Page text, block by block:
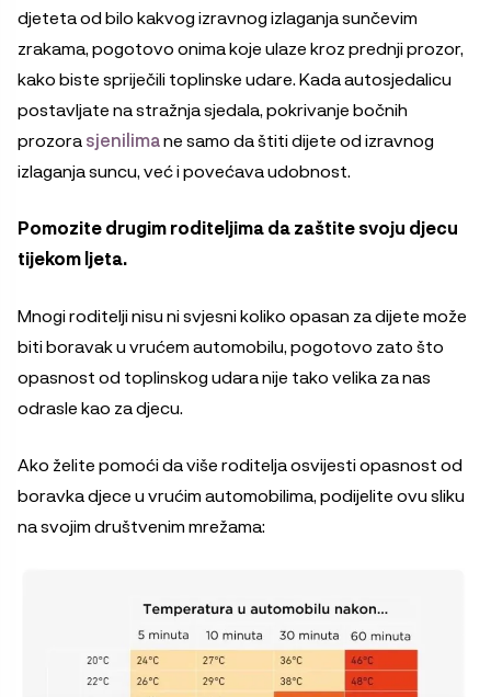
djeteta od bilo kakvog izravnog izlaganja sunčevim
zrakama, pogotovo onima koje ulaze kroz prednji prozor,
kako biste spriječili toplinske udare. Kada autosjedalicu
postavljate na stražnja sjedala, pokrivanje bočnih
prozorasjenilimane samo da štiti dijete od izravnog
izlaganja suncu, već i povećava udobnost.
Pomozite drugim roditeljima da zaštite svoju djecu
tijekom ljeta.
Mnogi roditelji nisu ni svjesni koliko opasan za dijete može
biti boravak u vrućem automobilu, pogotovo zato što
opasnost od toplinskog udara nije tako velika za nas
odrasle kao za djecu.
Ako želite pomoći da više roditelja osvijesti opasnost od
boravka djece u vrućim automobilima, podijelite ovu sliku
na svojim društvenim mrežama: